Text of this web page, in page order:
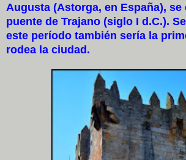
Augusta (Astorga, en España),
puente de Trajano (siglo I d.C.).
este período también sería la
rodea la ciudad.